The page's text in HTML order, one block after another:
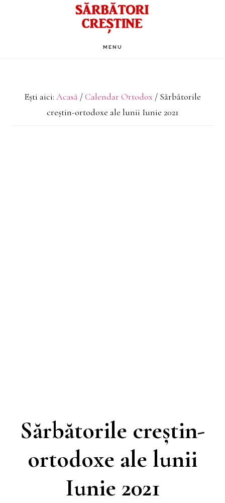
MENU
Ești aici: Acasă /Calendar Ortodox / Sărbătorile
creștin-ortodoxe ale lunii Iunie 2021
Sărbătorile creștin-
ortodoxe ale lunii
Iunie 2021